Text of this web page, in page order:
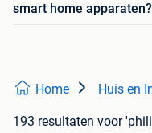
smart home apparaten?
Home Huis en
193 resultaten voor